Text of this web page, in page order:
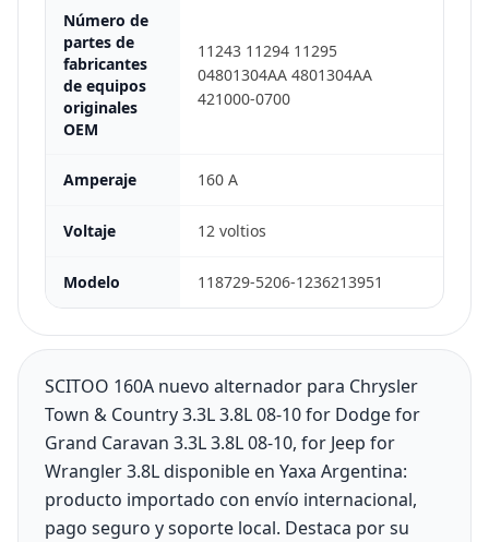
Número de
partes de
fabricantes
de equipos
originales
OEM
11243 11294 11295
04801304AA 4801304AA
421000-0700
Amperaje 160 A
Voltaje 12 voltios
Modelo 118729-5206-1236213951
SCITOO 160A nuevo alternador para Chrysler
Town & Country 3.3L 3.8L 08-10 for Dodge for
Grand Caravan 3.3L 3.8L 08-10, for Jeep for
Wrangler 3.8L disponible en Yaxa Argentina:
producto importado con envío internacional,
pago seguro y soporte local. Destaca por su